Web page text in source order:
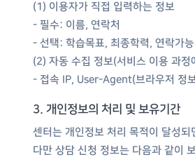
(1) 이용자가 직접 입력하는 정보
- 필수: 이름, 연락처
- 선택: 학습목표, 최종학력, 연락가
(2) 자동 수집 정보(서비스 이용 과정
- 접속 IP, User-Agent(브라우저 정
3. 개인정보의 처리 및 보유기간
센터는 개인정보 처리 목적이 달성되
다만 상담 신청 정보는 다음과 같이